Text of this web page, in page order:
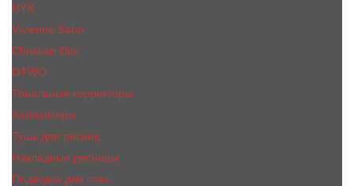
NYX
Vivienne Sabo
Сhristiаn Diоr
OTWO
Тональные корректоры
Хайлайтеры
Тушь для ресниц
Накладные ресницы
Подводка для глаз